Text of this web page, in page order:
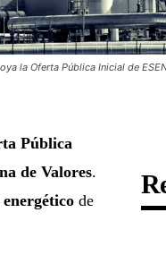
la Oferta Pública Inicial de
Pública
de Valores.
de